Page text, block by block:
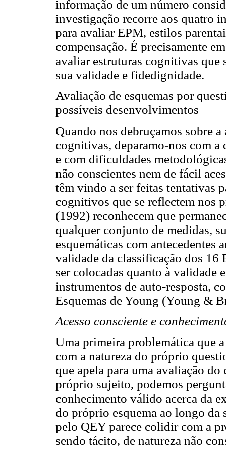
informação de um número
investigação recorre aos quatro
para avaliar EPM, estilos
compensação. É precisamente
avaliar estruturas cognitivas que
sua validade e fidedignidade.
Avaliação de esquemas por
possíveis desenvolvimentos
Quando nos debruçamos sobre
cognitivas, deparamo-nos com
e com dificuldades
não conscientes nem de fácil
têm vindo a ser feitas tentativas
cognitivos que se reflectem nos
(1992) reconhecem que
qualquer conjunto de medidas,
esquemáticas com antecedentes
validade da classificação dos 16
ser colocadas quanto à validade
instrumentos de auto-resposta,
Esquemas de Young (Young &
Acesso consciente e
Uma primeira problemática que
com a natureza do próprio
que apela para uma avaliação
próprio sujeito, podemos
conhecimento válido acerca da
do próprio esquema ao longo da
pelo QEY parece colidir com a
sendo tácito, de natureza não